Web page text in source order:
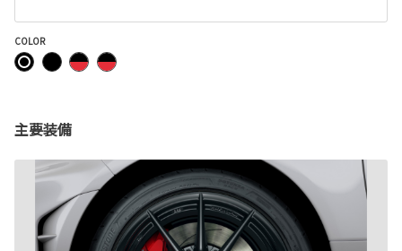
COLOR
主要装備